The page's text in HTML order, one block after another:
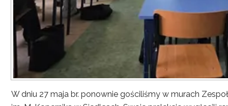
W dniu 27 maja br. ponownie gościliśmy w murach